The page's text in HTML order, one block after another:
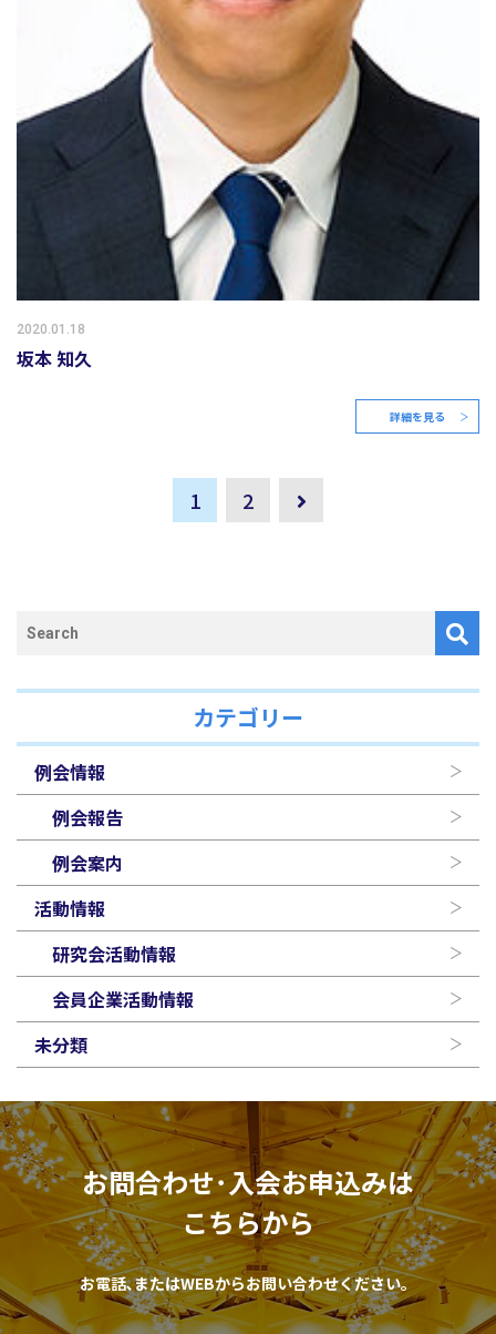
2020.01.18
坂本 知久
詳細を見る
1 2
カテゴリー
例会情報
例会報告
例会案内
活動情報
研究会活動情報
会員企業活動情報
未分類
お問合わせ･入会お申込みは
こちらから
お電話､またはWEBからお問い合わせください。